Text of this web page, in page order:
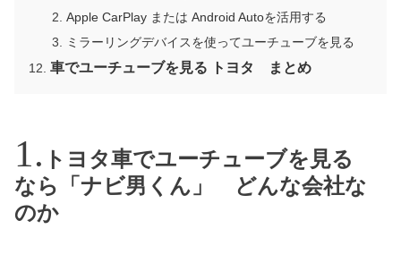
Apple CarPlay または Android Autoを活用する
ミラーリングデバイスを使ってユーチューブを見る
車でユーチューブを見る トヨタ まとめ
トヨタ車でユーチューブを見る
なら「ナビ男くん」 どんな会社な
のか